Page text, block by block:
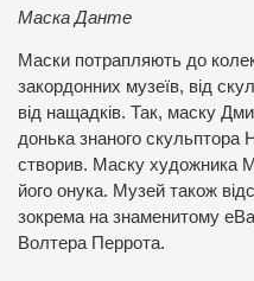
Маска Данте
Маски потрапляють до
закордонних музеїв, від
від нащадків. Так, маску
донька знаного скульптора
створив. Маску художника
його онука. Музей також
зокрема на знаменитому
Волтера Перрота.